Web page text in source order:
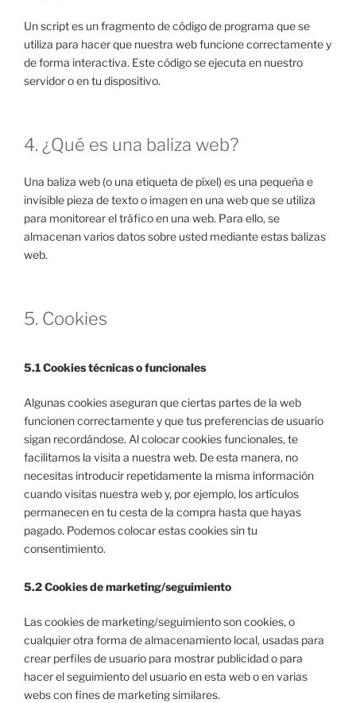
Un script es un fragmento de código de programa que se
utiliza para hacer que nuestra web funcione correctamente y
de forma interactiva. Este código se ejecuta en nuestro
servidor o en tu dispositivo.
4. ¿Qué es una baliza web?
Una baliza web (o una etiqueta de píxel) es una pequeña e
invisible pieza de texto o imagen en una web que se utiliza
para monitorear el tráfico en una web. Para ello, se
almacenan varios datos sobre usted mediante estas balizas
web.
5. Cookies
5.1 Cookies técnicas o funcionales
Algunas cookies aseguran que ciertas partes de la web
funcionen correctamente y que tus preferencias de usuario
sigan recordándose. Al colocar cookies funcionales, te
facilitamos la visita a nuestra web. De esta manera, no
necesitas introducir repetidamente la misma información
cuando visitas nuestra web y, por ejemplo, los artículos
permanecen en tu cesta de la compra hasta que hayas
pagado. Podemos colocar estas cookies sin tu
consentimiento.
5.2 Cookies de marketing/seguimiento
Las cookies de marketing/seguimiento son cookies, o
cualquier otra forma de almacenamiento local, usadas para
crear perfiles de usuario para mostrar publicidad o para
hacer el seguimiento del usuario en esta web o en varias
webs con fines de marketing similares.